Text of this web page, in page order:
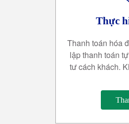
Thực
Thanh toán hóa
lập thanh toán
tư cách khách.